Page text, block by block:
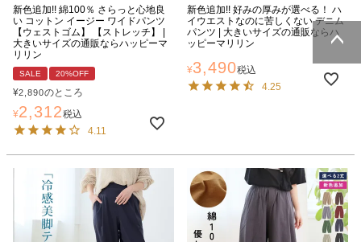
新色追加!! 綿100％ さらっと心地良
い コットン イージー ワイドパンツ
【ウェストゴム】 【ストレッチ】 |
大きいサイズの通販ならハッピーマ
リリン
SALE 20%OFF
¥2,890のところ
¥2,312税込
4.11
新色追加!! 好みの厚みが選べる！ ハ
イウエストなのに苦しくない デニム
パンツ | 大きいサイズの通販ならハ
ッピーマリリン
¥3,490税込
4.25
プへ